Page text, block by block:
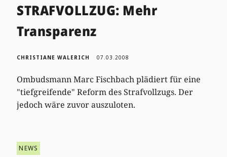
STRAFVOLLZUG: Mehr
Transparenz
CHRISTIANE WALERICH 07.03.2008
Ombudsmann Marc Fischbach plädiert für eine
"tiefgreifende" Reform des Strafvollzugs. Der
jedoch wäre zuvor auszuloten.
NEWS